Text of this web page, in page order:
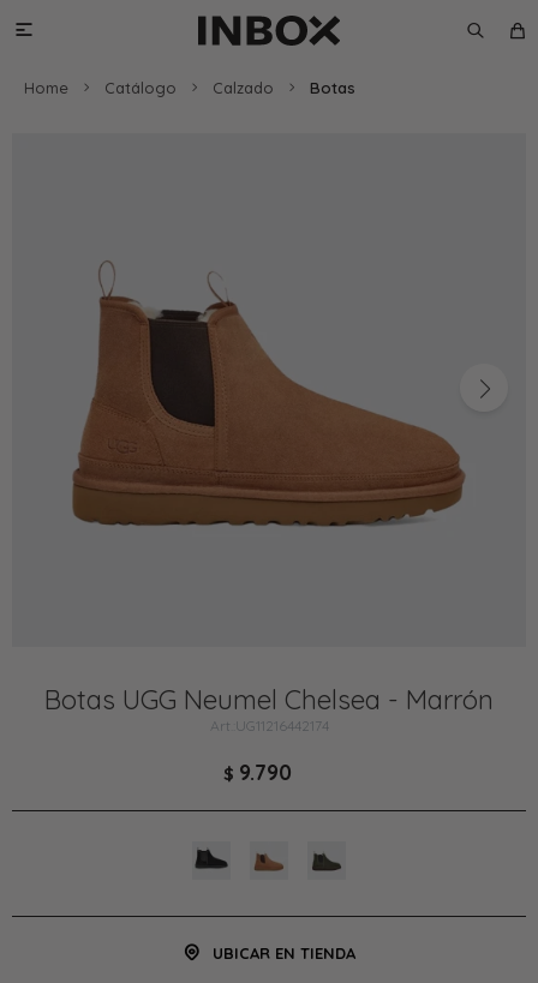

Home Catálogo Calzado Botas
Botas UGG Neumel Chelsea - Marrón
UG11216442174
$ 9.790
UBICAR EN TIENDA